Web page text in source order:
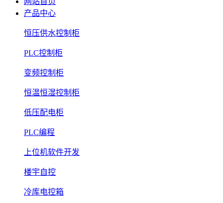
产品中心
恒压供水控制柜
PLC控制柜
变频控制柜
恒温恒湿控制柜
低压配电柜
PLC编程
上位机软件开发
楼宇自控
冷库电控箱